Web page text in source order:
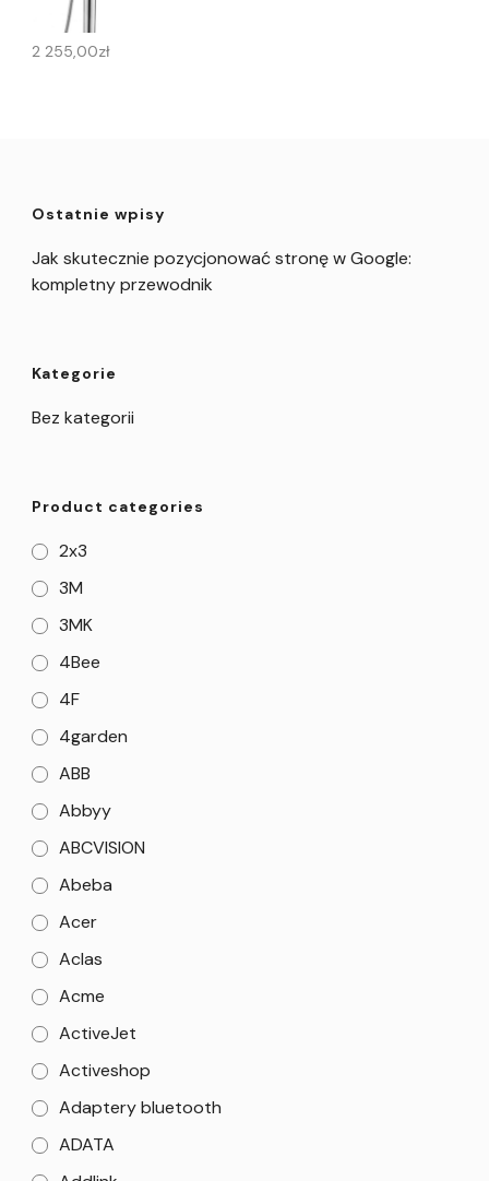
2 255,00zł
Ostatnie wpisy
Jak skutecznie pozycjonować stronę w Google:
kompletny przewodnik
Kategorie
Bez kategorii
Product categories
2x3
3M
3MK
4Bee
4F
4garden
ABB
Abbyy
ABCVISION
Abeba
Acer
Aclas
Acme
ActiveJet
Activeshop
Adaptery bluetooth
ADATA